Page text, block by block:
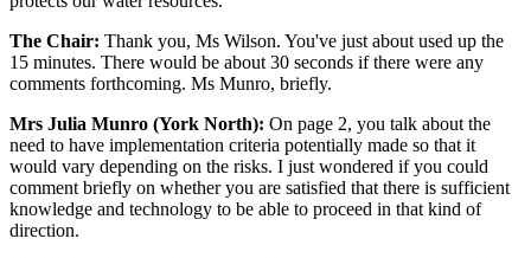
The Chair: Thank you, Ms Wilson. You've just about used up the
15 minutes. There would be about 30 seconds if there were any
comments forthcoming. Ms Munro, briefly.
Mrs Julia Munro (York North): On page 2, you talk about the
need to have implementation criteria potentially made so that it
would vary depending on the risks. I just wondered if you could
comment briefly on whether you are satisfied that there is sufficient
knowledge and technology to be able to proceed in that kind of
direction.